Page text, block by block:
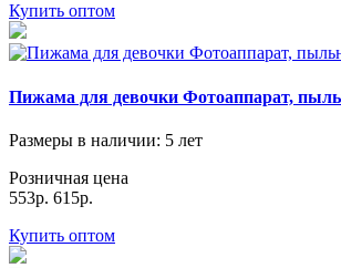
Купить оптом
Пижама для девочки Фотоаппарат,
Размеры в наличии: 5 лет
Розничная цена
553р. 615р.
Купить оптом